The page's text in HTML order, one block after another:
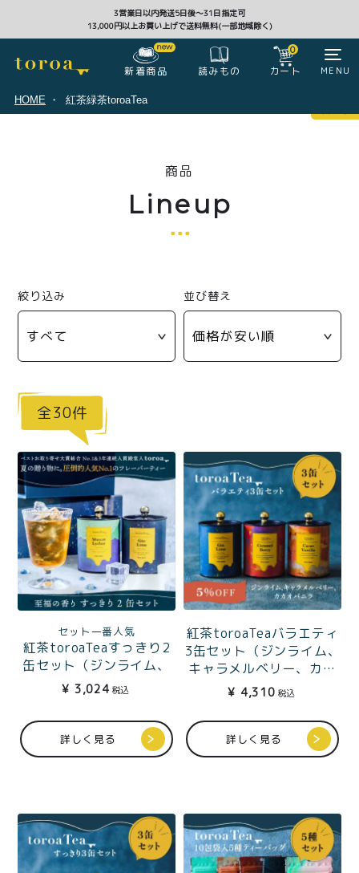
3営業日以内発送5日後〜31日指定可
13,000円以上お買い上げで送料無料(一部地域除く)
新着商品 読みもの
0
カート MENU
商品一覧
セット
お中元
紅茶toroaTea
焼き菓子
メルマガ会員様限定
toroa夏のアウトレッ
トセール
とろ生チーズケーキ
濃抹茶とろ生ガトーシ
ョコラ
とろ生シュー
クッキー缶
紅茶toroaTeaギフト
お誕生日セット
手さげ袋
季節限定
価格別
¥2,000〜¥3,999
〜¥1,999
TOP
HOME 紅茶緑茶toroaTea
商品
Lineup
絞り込み 並び替え
30
セット一番人気
紅茶toroaTeaすっきり2
缶セット（ジンライム、
マスカットライチ）
¥ 3,024 税込
詳しく見る
紅茶toroaTeaバラエティ
3缶セット（ジンライム、
キャラメルベリー、カカ
オバニラ）
¥ 4,310 税込
詳しく見る